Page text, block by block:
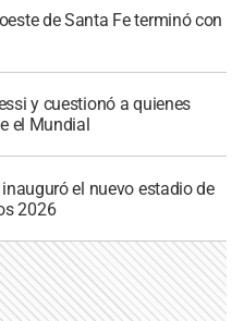
de Santa Fe terminó con
y cuestionó a quienes
el Mundial
el nuevo estadio de
2026